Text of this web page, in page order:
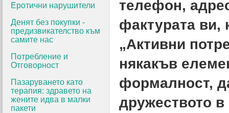
Еротични нарушители
Денят без покупки -
предизвикателство към
самите нас
Потребление и
Отговорност
Пазаруването като
терапия: здравето на
жените идва в малки
пакети
телефон,
фактурата ви,
„Активни
някакъв
формалност,
дружеството